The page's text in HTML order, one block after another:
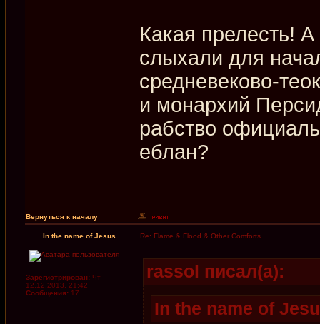
Какая прелесть!
слыхали для
средневеково-
и монархий
рабство
еблан?
Вернуться к началу
In the name of Jesus Re: Flame & Flood & Other Comforts
Зарегистрирован: Чт
12.12.2013, 21:42
Сообщения: 17
rassol писал(а):
In the name of